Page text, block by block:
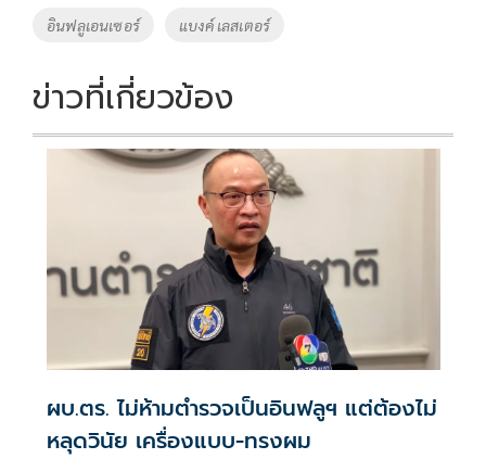
o
k
อินฟลูเอนเซอร์ แบงค์ เลสเตอร์
ข่าวที่เกี่ยวข้อง
ผบ.ตร. ไม่ห้ามตำรวจเป็นอินฟลูฯ แต่ต้องไม่
หลุดวินัย เครื่องแบบ-ทรงผม